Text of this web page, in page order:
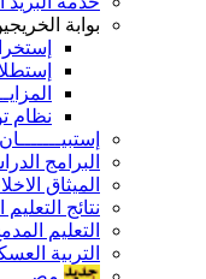
بوابة
نظام
إستبيـــــــان
البرامج
الميثاق
نتائج
التعليم
التربية